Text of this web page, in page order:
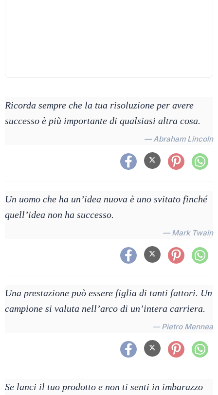
Ricorda sempre che la tua risoluzione per avere
successo è più importante di qualsiasi altra cosa.
— Abraham Lincoln
Un uomo che ha un’idea nuova è uno svitato finché
quell’idea non ha successo.
— Mark Twain
Una prestazione può essere figlia di tanti fattori. Un
campione si valuta nell’arco di un’intera carriera.
— Pietro Mennea
Se lanci il tuo prodotto e non ti senti in imbarazzo